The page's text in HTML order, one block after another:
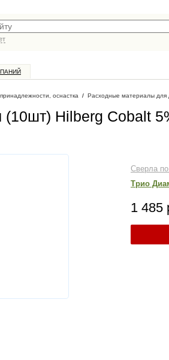
оснастка / Расходные материалы для
Hilberg Cobalt
Сверла
Трио
1 485